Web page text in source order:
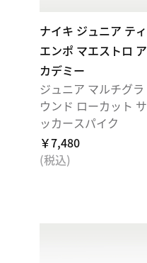
ナイキ ジュニア ティ
エンポ マエストロ ア
カデミー
ジュニア マルチグラ
ウンド ローカット サ
ッカースパイク
￥7,480
(税込)